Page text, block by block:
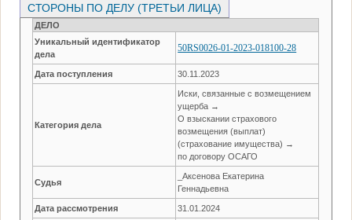
СТОРОНЫ ПО ДЕЛУ (ТРЕТЬИ ЛИЦА)
ДЕЛО
Уникальный идентификатор
дела
50RS0026-01-2023-018100-28
Дата поступления 30.11.2023
Категория дела
Иски, связанные с возмещением
ущерба →
О взыскании страхового
возмещения (выплат)
(страхование имущества) →
по договору ОСАГО
Судья
_Аксенова Екатерина
Геннадьевна
Дата рассмотрения 31.01.2024